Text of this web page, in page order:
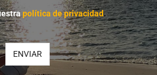
política de privacidad.
ENVIAR